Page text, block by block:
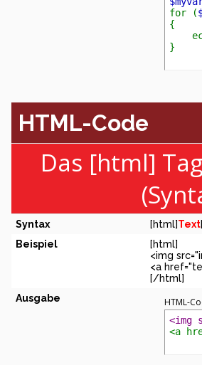
for (
{
}
HTML-Code
Das [html]
Syntax [html]Text
Beispiel
[html]
<img
<a
[/html]
Ausgabe
HTML-
<img
<a